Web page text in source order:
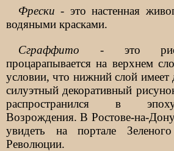
Фрески - это настенная
водяными красками.
Сграффито - это
процарапывается на верхнем
условии, что нижний слой имеет
силуэтный декоративный
распространился в
Возрождения. В Ростове-на-
увидеть на портале
Революции.